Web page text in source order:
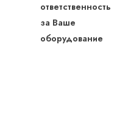
ответственность
за Ваше
оборудование